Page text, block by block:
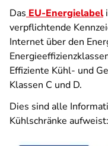
Das EU-Energielabel
verpflichtende
Internet über den
Effiziente Kühl- und
Klassen C und D.
Dies sind alle
Kühlschränke aufweist: